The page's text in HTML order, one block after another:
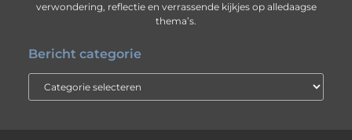
verwondering, reflectie en verrassende kijkjes op alledaagse
thema’s.
Bericht categorie